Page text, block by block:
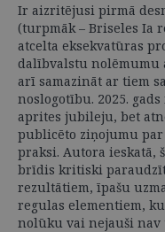
Ir aizritējusi pirmā
(turpmāk – Briseles Ia
atcelta eksekvatūras
dalībvalstu nolēmumu
arī samazināt ar tiem
noslogotību. 2025.
aprites jubileju, bet
publicēto ziņojumu par
praksi. Autora ieskatā,
brīdis kritiski
rezultātiem, īpašu
regulas elementiem,
nolūku vai nejauši nav